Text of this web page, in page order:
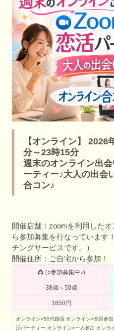
【オンライン】
分～23時15分
週末のオンライン出
ーティー♪大人の出会
合コン♪
開催店舗：zoomを利用した
ら参加募集を行なっています
チングサービスです。）
開催住所：ご自宅から参加！
👸 (○参加募集中♪)
38歳～50歳
1650円
オンライン×50代婚活 オンライン×全国参加
活パーティー オンライン×一人参加 オンラ